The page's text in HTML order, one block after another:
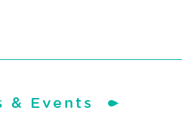
& Events